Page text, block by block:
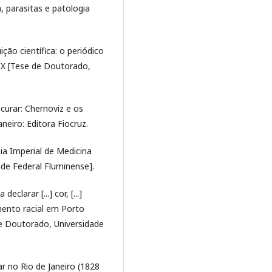
parasitas e patologia
científica: o periódico
[Tese de Doutorado,
Chernoviz e os
Editora Fiocruz.
Imperial de Medicina
Federal Fluminense].
declarar [...] cor, [...]
racial em Porto
Doutorado, Universidade
no Rio de Janeiro (1828